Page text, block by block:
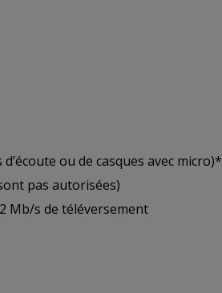
ou de casques avec micro)*
pas autorisées)
Mb/s de téléversement